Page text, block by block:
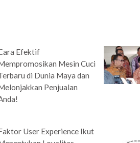
Efektif
Mesin Cuci
di Dunia Maya dan
Penjualan
User Experience Ikut